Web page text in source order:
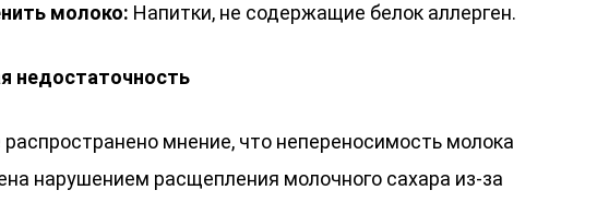
молоко: Напитки, не содержащие белок аллерген.
недостаточность
мнение, что непереносимость молока
нарушением расщепления молочного сахара из-за